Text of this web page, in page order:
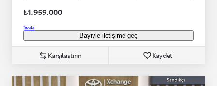
₺1.959.000
İncele
Bayiyle iletişime geç
Karşılaştırın Kaydet